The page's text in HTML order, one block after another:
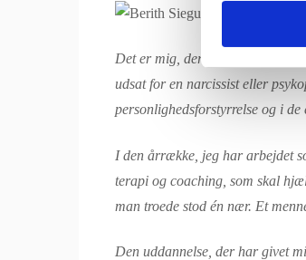
Det er mig, der er Berith
udsat for en narcissist eller
personlighedsforstyrrelse og i
I den årrække, jeg har arbejdet
terapi og coaching, som skal
man troede stod én nær. Et
Den uddannelse, der har givet